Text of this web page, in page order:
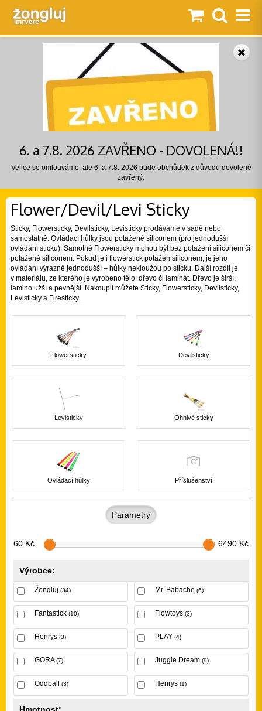
6. a 7.8. 2026 ZAVŘENO - DOVOLENÁ!!
Velice se omlouváme, ale 6. a 7.8. 2026 bude obchůdek z důvodu dovolené
zavřený.
Flower/Devil/Levi Sticky
Sticky, Flowersticky, Devilsticky, Levisticky prodáváme v sadě nebo
samostatně. Ovládací hůlky jsou potažené siliconem (pro jednodušší
ovládání sticku). Samotné Flowersticky mohou být bez potažení siliconem či
potažené siliconem. Pokud je i flowerstick potažen siliconem, je jeho
ovládání výrazně jednodušší – hůlky nekloužou po sticku. Další rozdíl je
v materiálu, ze kterého je vyrobeno tělo: dřevo či laminát. Dřevo je širší,
lamino užší a pevnější. Nakoupit můžete Sticky, Flowersticky, Devilsticky,
Levisticky a Firesticky.
Flowersticky Devilsticky
Levisticky Ohnivé sticky
Ovládací hůlky Příslušenství
Parametry
60 Kč 6490 Kč
Výrobce:
Žongluj(34) Mr. Babache(6)
Fantastick(10) Flowtoys(3)
Henrys(3) PLAY(4)
GORA(7) Juggle Dream(9)
Oddball(3) Henrys(1)